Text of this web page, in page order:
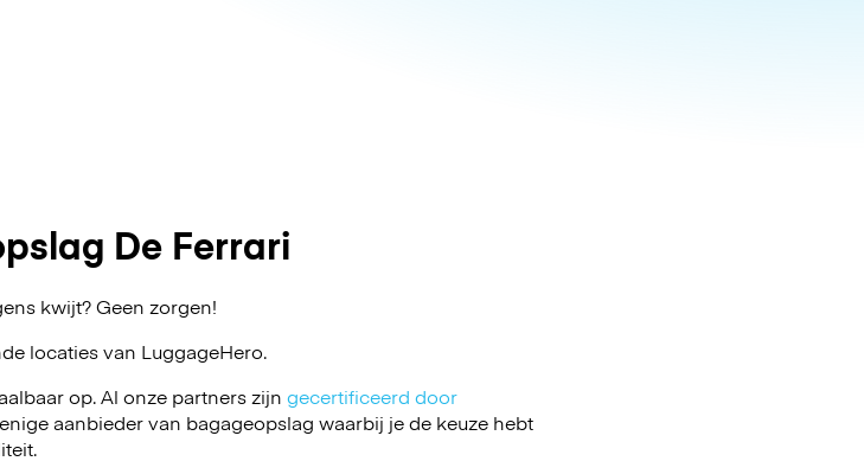
De Ferrari
kwijt? Geen zorgen!
locaties van LuggageHero.
op. Al onze partners zijn gecertificeerd door
aanbieder van bagageopslag waarbij je de keuze hebt